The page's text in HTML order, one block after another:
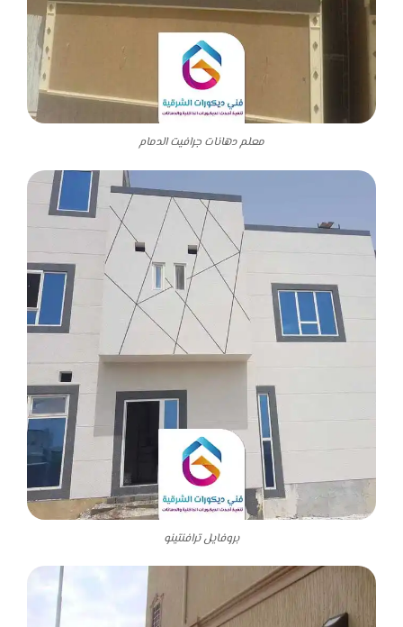
معلم دهانات جرافيت الدمام
بروفايل ترافنتينو